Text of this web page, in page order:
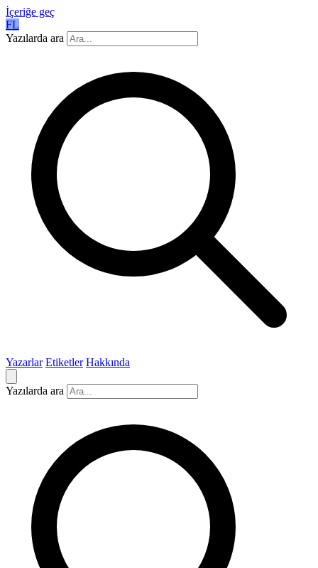
İçeriğe geç
FL
Yazılarda ara
Yazarlar Etiketler Hakkında
Yazılarda ara